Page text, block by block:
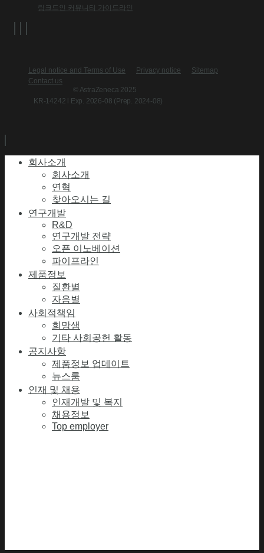
링크드인 커뮤니티 가이드라인
Legal notice and Terms of Use Privacy notice
Sitemap
Contact us
© AstraZeneca 2025
KR-14242 l Exp. 2026-08 (Prep. 2024-08)
회사소개
회사소개
연혁
찾아오시는 길
연구개발
R&D
연구개발 전략
오픈 이노베이션
파이프라인
제품정보
질환별
자음별
사회적책임
희망샘
기타 사회공헌 활동
공지사항
제품정보 업데이트
뉴스룸
인재 및 채용
인재개발 및 복지
채용정보
Top employer